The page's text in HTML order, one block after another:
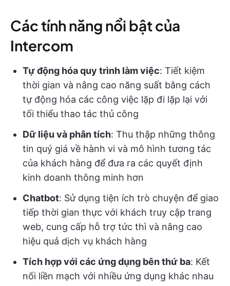
Các tính năng nổi bật của
Intercom
Tự động hóa quy trình làm việc: Tiết kiệm
thời gian và nâng cao năng suất bằng cách
tự động hóa các công việc lặp đi lặp lại với
tối thiểu thao tác thủ công
Dữ liệu và phân tích: Thu thập những thông
tin quý giá về hành vi và mô hình tương tác
của khách hàng để đưa ra các quyết định
kinh doanh thông minh hơn
Chatbot: Sử dụng tiện ích trò chuyện để giao
tiếp thời gian thực với khách truy cập trang
web, cung cấp hỗ trợ tức thì và nâng cao
hiệu quả dịch vụ khách hàng
Tích hợp với các ứng dụng bên thứ ba: Kết
nối liền mạch với nhiều ứng dụng khác nhau